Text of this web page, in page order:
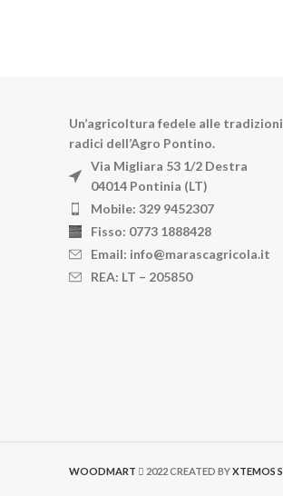
Un’agricoltura fedele alle
radici dell’Agro Pontino.
Via Migliara 53 1/2 Destra
04014 Pontinia (LT)
Mobile: 329 9452307
Fisso: 0773 1888428
Email: info@marascagricola.it
REA: LT – 205850
WOODMART 2022 CREATED BYXTEMOS